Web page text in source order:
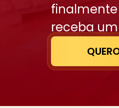
finalmente
receba